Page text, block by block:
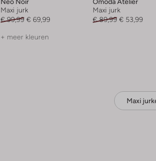
Maxi jurk
€ 99,99 € 69,99
+ meer kleuren
Maxi jurk
€ 89,99 € 53,99
Maxi